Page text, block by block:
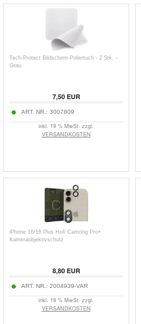
Tech-Protect Bildschirm-Poliertuch - 2 Stk. -
Grau
7,50EUR
ART. NR.: 3007809
inkl. 19 % MwSt. zzgl.
VERSANDKOSTEN
iPhone 16/16 Plus Hofi Camring Pro+
Kameraobjektivschutz
8,80EUR
ART. NR.: 2004939-VAR
inkl. 19 % MwSt. zzgl.
VERSANDKOSTEN